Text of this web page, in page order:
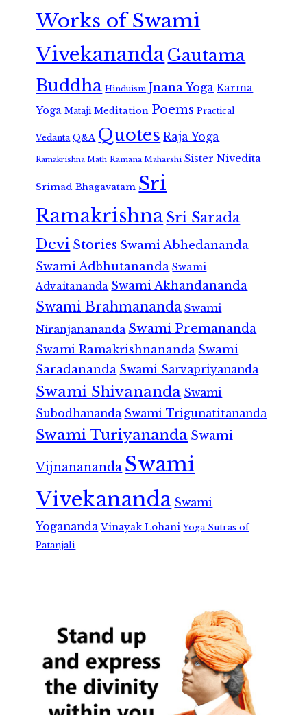
Works of Swami
VivekanandaGautama
Buddha Hinduism Jnana Yoga Karma
Yoga Mataji Meditation Poems Practical
Vedanta Q&A Quotes Raja Yoga
Ramakrishna Math Ramana Maharshi Sister Nivedita
Srimad Bhagavatam Sri
RamakrishnaSri Sarada
Devi Stories Swami Abhedananda
Swami Adbhutananda Swami
Advaitananda Swami Akhandananda
Swami Brahmananda Swami
Niranjanananda Swami Premananda
Swami Ramakrishnananda Swami
Saradananda Swami Sarvapriyananda
Swami Shivananda Swami
Subodhananda Swami Trigunatitananda
Swami Turiyananda Swami
Vijnanananda Swami
Vivekananda Swami
Yogananda Vinayak Lohani Yoga Sutras of
Patanjali